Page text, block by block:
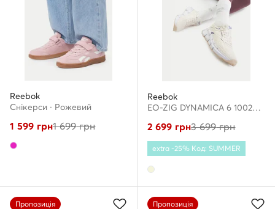
Reebok
Снікерcи · Рожевий
1 599 грн1 699грн
Reebok
EO-ZIG DYNAMICA 6 100244513 · Взуття для бігу
2 699 грн3 699грн
extra -25% Код: SUMMER
Пропозиція Пропозиція